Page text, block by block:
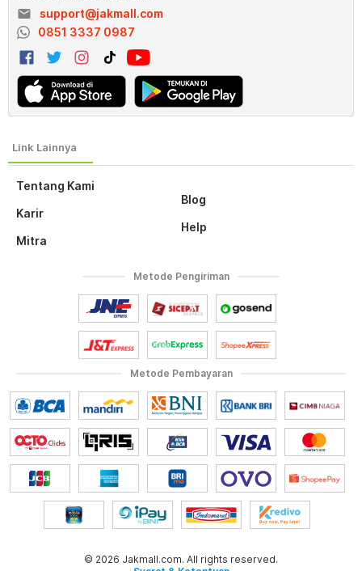
Tentang Kami
Karir
Mitra
Blog
Help
email
support@jakmall.com
0851 3337 0987
Metode Pembayaran
Metode Pengiriman
© 2026 Jakmall.com. All rights reserved.